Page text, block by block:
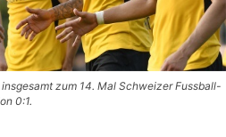
zum 14. Mal Schweizer Fussball-
0:1.